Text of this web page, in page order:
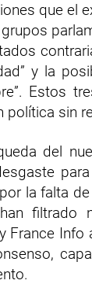
que el
y la
Estos
política sin
del
la falta
filtrado
France